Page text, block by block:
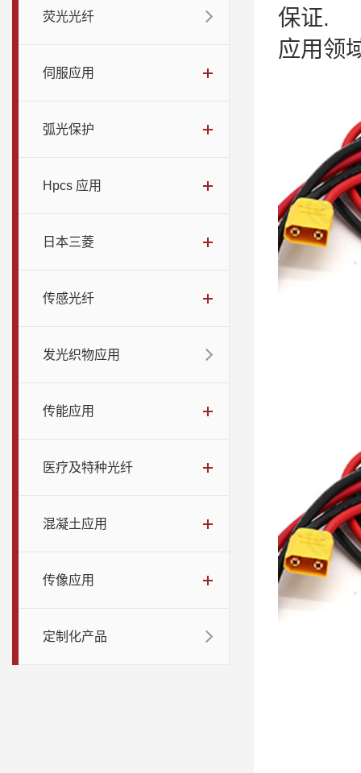
荧光光纤
伺服应用
弧光保护
Hpcs 应用
日本三菱
传感光纤
发光织物应用
传能应用
医疗及特种光纤
混凝土应用
传像应用
定制化产品
保证.
应用领